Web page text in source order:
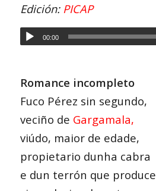
Edición: PICAP
00:00
Romance incompleto
Fuco Pérez sin segundo,
veciño de Gargamala,
viúdo, maior de edade,
propietario dunha cabra
e dun terrón que produce